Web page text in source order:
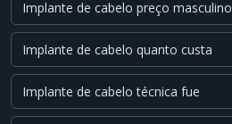
Implante de cabelo preço masculino
Implante de cabelo quanto custa
Implante de cabelo técnica fue